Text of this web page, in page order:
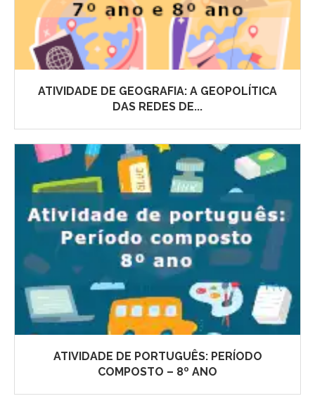
ATIVIDADE DE GEOGRAFIA: A GEOPOLÍTICA
DAS REDES DE...
ATIVIDADE DE PORTUGUÊS: PERÍODO
COMPOSTO – 8º ANO